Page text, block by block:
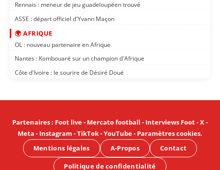
Rennais : meneur de jeu guadeloupéen trouvé
ASSE : départ officiel d'Yvann Maçon
🌍 AFRIQUE
OL : nouveau partenaire en Afrique
Nantes : Kombouaré sur un champion d'Afrique
Côte d'Ivoire : le sourire de Désiré Doué
Partenaires: Foot live- Mercato football - Interviews Foot-X-
Meta - Instagram -TikTok-YouTube- Paramètres cookies.
Mentions légales
A-Propos Contact
Politique de confidentialité